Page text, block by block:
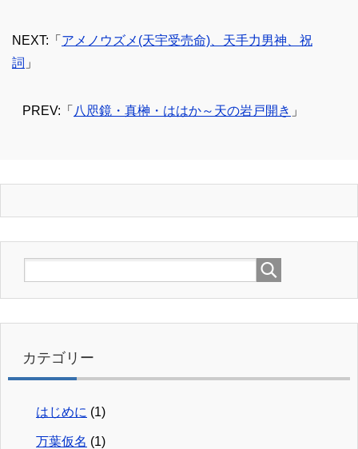
NEXT:「 アメノウズメ(天宇受売命)、天手力男神、祝
詞 」
PREV:「 八咫鏡・真榊・ははか～天の岩戸開き 」
カテゴリー
はじめに (1)
万葉仮名 (1)